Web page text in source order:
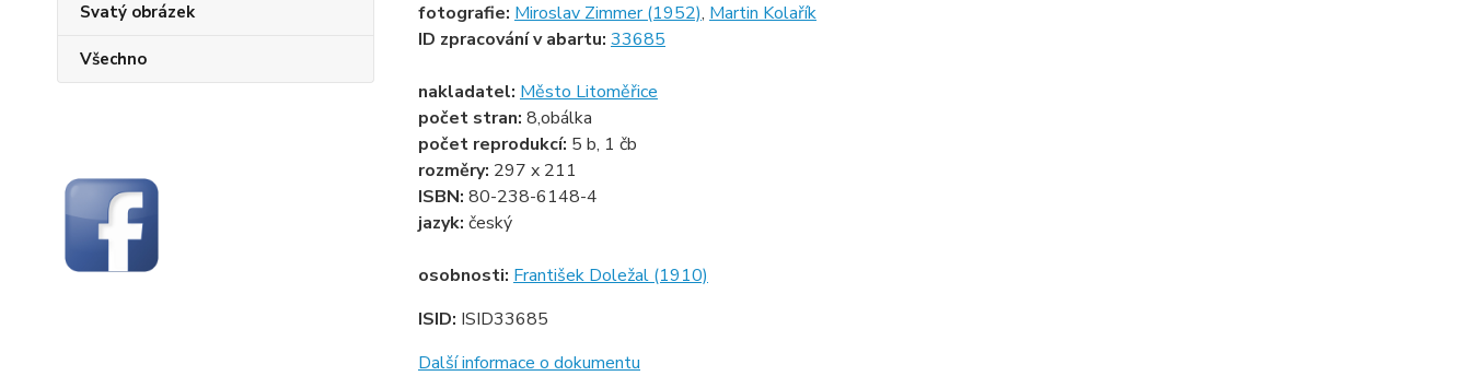
Svatý obrázek
Všechno
fotografie: Miroslav Zimmer (1952), Martin Kolařík
ID zpracování v abartu: 33685
nakladatel: Město Litoměřice
počet stran: 8,obálka
počet reprodukcí: 5 b, 1 čb
rozměry: 297 x 211
ISBN: 80-238-6148-4
jazyk: český
osobnosti: František Doležal (1910)
ISID: ISID33685
Další informace o dokumentu